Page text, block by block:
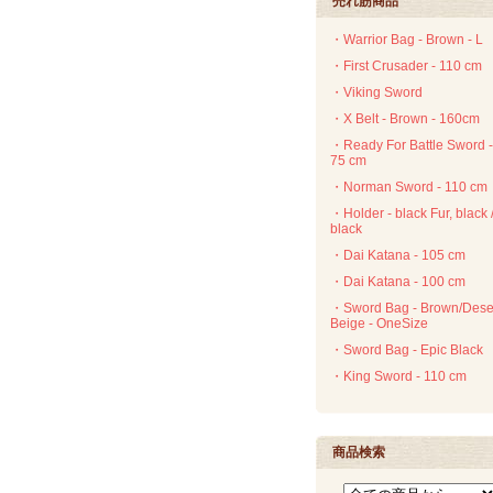
・Warrior Bag - Brown - L
・First Crusader - 110 cm
・Viking Sword
・X Belt - Brown - 160cm
・Ready For Battle Sword -
75 cm
・Norman Sword - 110 cm
・Holder - black Fur, black /
black
・Dai Katana - 105 cm
・Dai Katana - 100 cm
・Sword Bag - Brown/
Beige - OneSize
・Sword Bag - Epic Black
・King Sword - 110 cm
商品検索